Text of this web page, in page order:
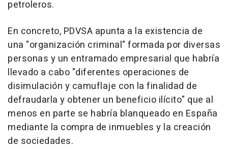
petroleros.
En concreto, PDVSA apunta a la existencia de
una "organización criminal" formada por diversas
personas y un entramado empresarial que habría
llevado a cabo "diferentes operaciones de
disimulación y camuflaje con la finalidad de
defraudarla y obtener un beneficio ilícito" que al
menos en parte se habría blanqueado en España
mediante la compra de inmuebles y la creación
de sociedades.